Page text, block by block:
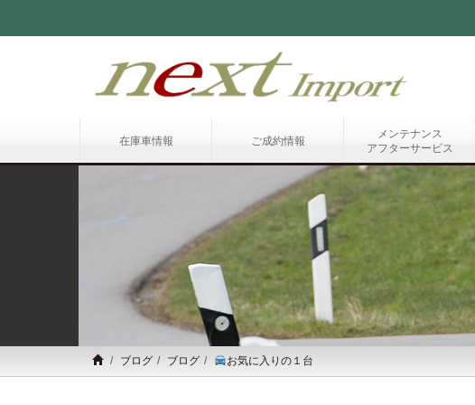
在庫車情報 ご成約情報
メンテナンス
アフターサービス
ブログ ブログ お気に入りの１台